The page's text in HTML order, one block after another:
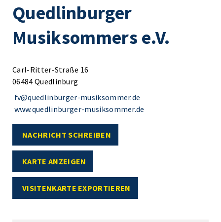
Quedlinburger
Musiksommers e.V.
Carl-Ritter-Straße 16
06484 Quedlinburg
fv@quedlinburger-musiksommer.de
www.quedlinburger-musiksommer.de
NACHRICHT SCHREIBEN
KARTE ANZEIGEN
VISITENKARTE EXPORTIEREN